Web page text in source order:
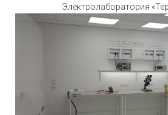
Электролаборатория